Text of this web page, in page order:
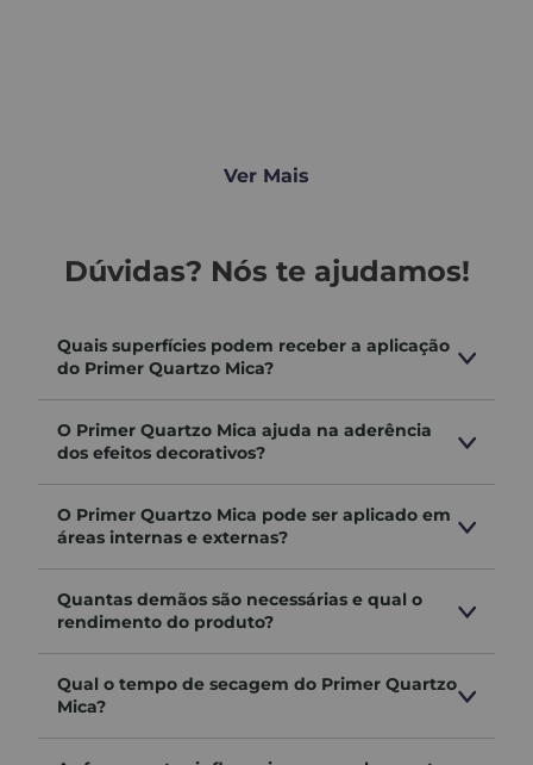
Ver Mais
Dúvidas? Nós te ajudamos!
Quais superfícies podem receber a aplicação
do Primer Quartzo Mica?
O Primer Quartzo Mica ajuda na aderência
dos efeitos decorativos?
O Primer Quartzo Mica pode ser aplicado em
áreas internas e externas?
Quantas demãos são necessárias e qual o
rendimento do produto?
Qual o tempo de secagem do Primer Quartzo
Mica?